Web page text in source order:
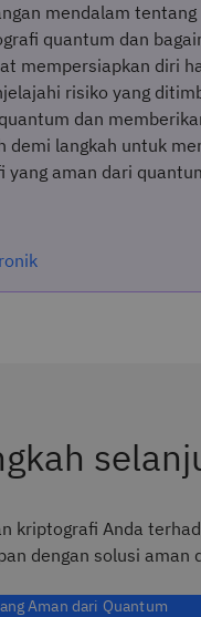
mendalam tentang
quantum dan
mempersiapkan diri
risiko yang
dan
demi langkah untuk
yang aman dari
kriptografi Anda
dengan solusi aman
Aman dari Quantum